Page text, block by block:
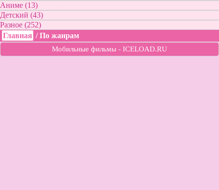
Аниме (13)
Детский (43)
Разное (252)
Главная /По жанрам
Мобильные фильмы - ICELOAD.RU